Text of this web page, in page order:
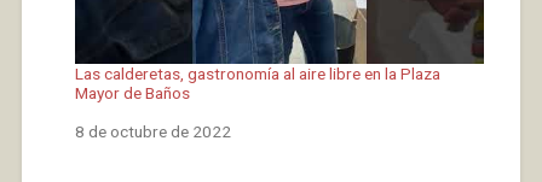
Las calderetas, gastronomía al aire libre en la Plaza
Mayor de Baños
Fecha
8 de octubre de 2022